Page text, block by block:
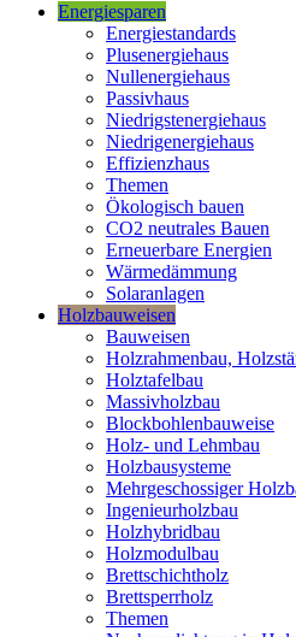
Energiesparen
Energiestandards
Plusenergiehaus
Nullenergiehaus
Passivhaus
Niedrigstenergiehaus
Niedrigenergiehaus
Effizienzhaus
Themen
Ökologisch bauen
CO2 neutrales Bauen
Erneuerbare Energien
Wärmedämmung
Solaranlagen
Holzbauweisen
Bauweisen
Holzrahmenbau,
Holztafelbau
Massivholzbau
Blockbohlenbauweise
Holz- und Lehmbau
Holzbausysteme
Mehrgeschossiger
Ingenieurholzbau
Holzhybridbau
Holzmodulbau
Brettschichtholz
Brettsperrholz
Themen